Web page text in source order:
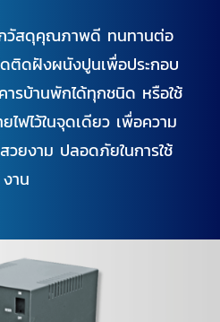
วัสดุคุณภาพดี ทนทานต่อ
ดติดฝังผนังปูนเพื่อประกอบ
ารบ้านพักได้ทุกชนิด หรือใช้
ฟไว้ในจุดเดียว เพื่อความ
วยงาม ปลอดภัยในการใช้
งาน